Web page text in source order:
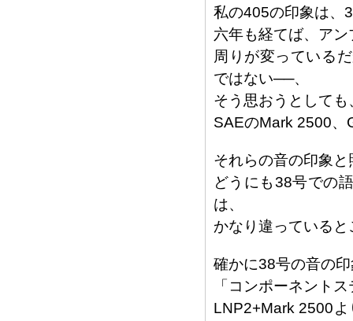
私の405の印象は、
六年も経てば、ア
周りが変っている
ではない──、
そう思おうとして
SAEのMark 2500、
それらの音の印象
どうにも38号での
は、
かなり違っている
確かに38号の音の
「コンポーネント
LNP2+Mark 2500